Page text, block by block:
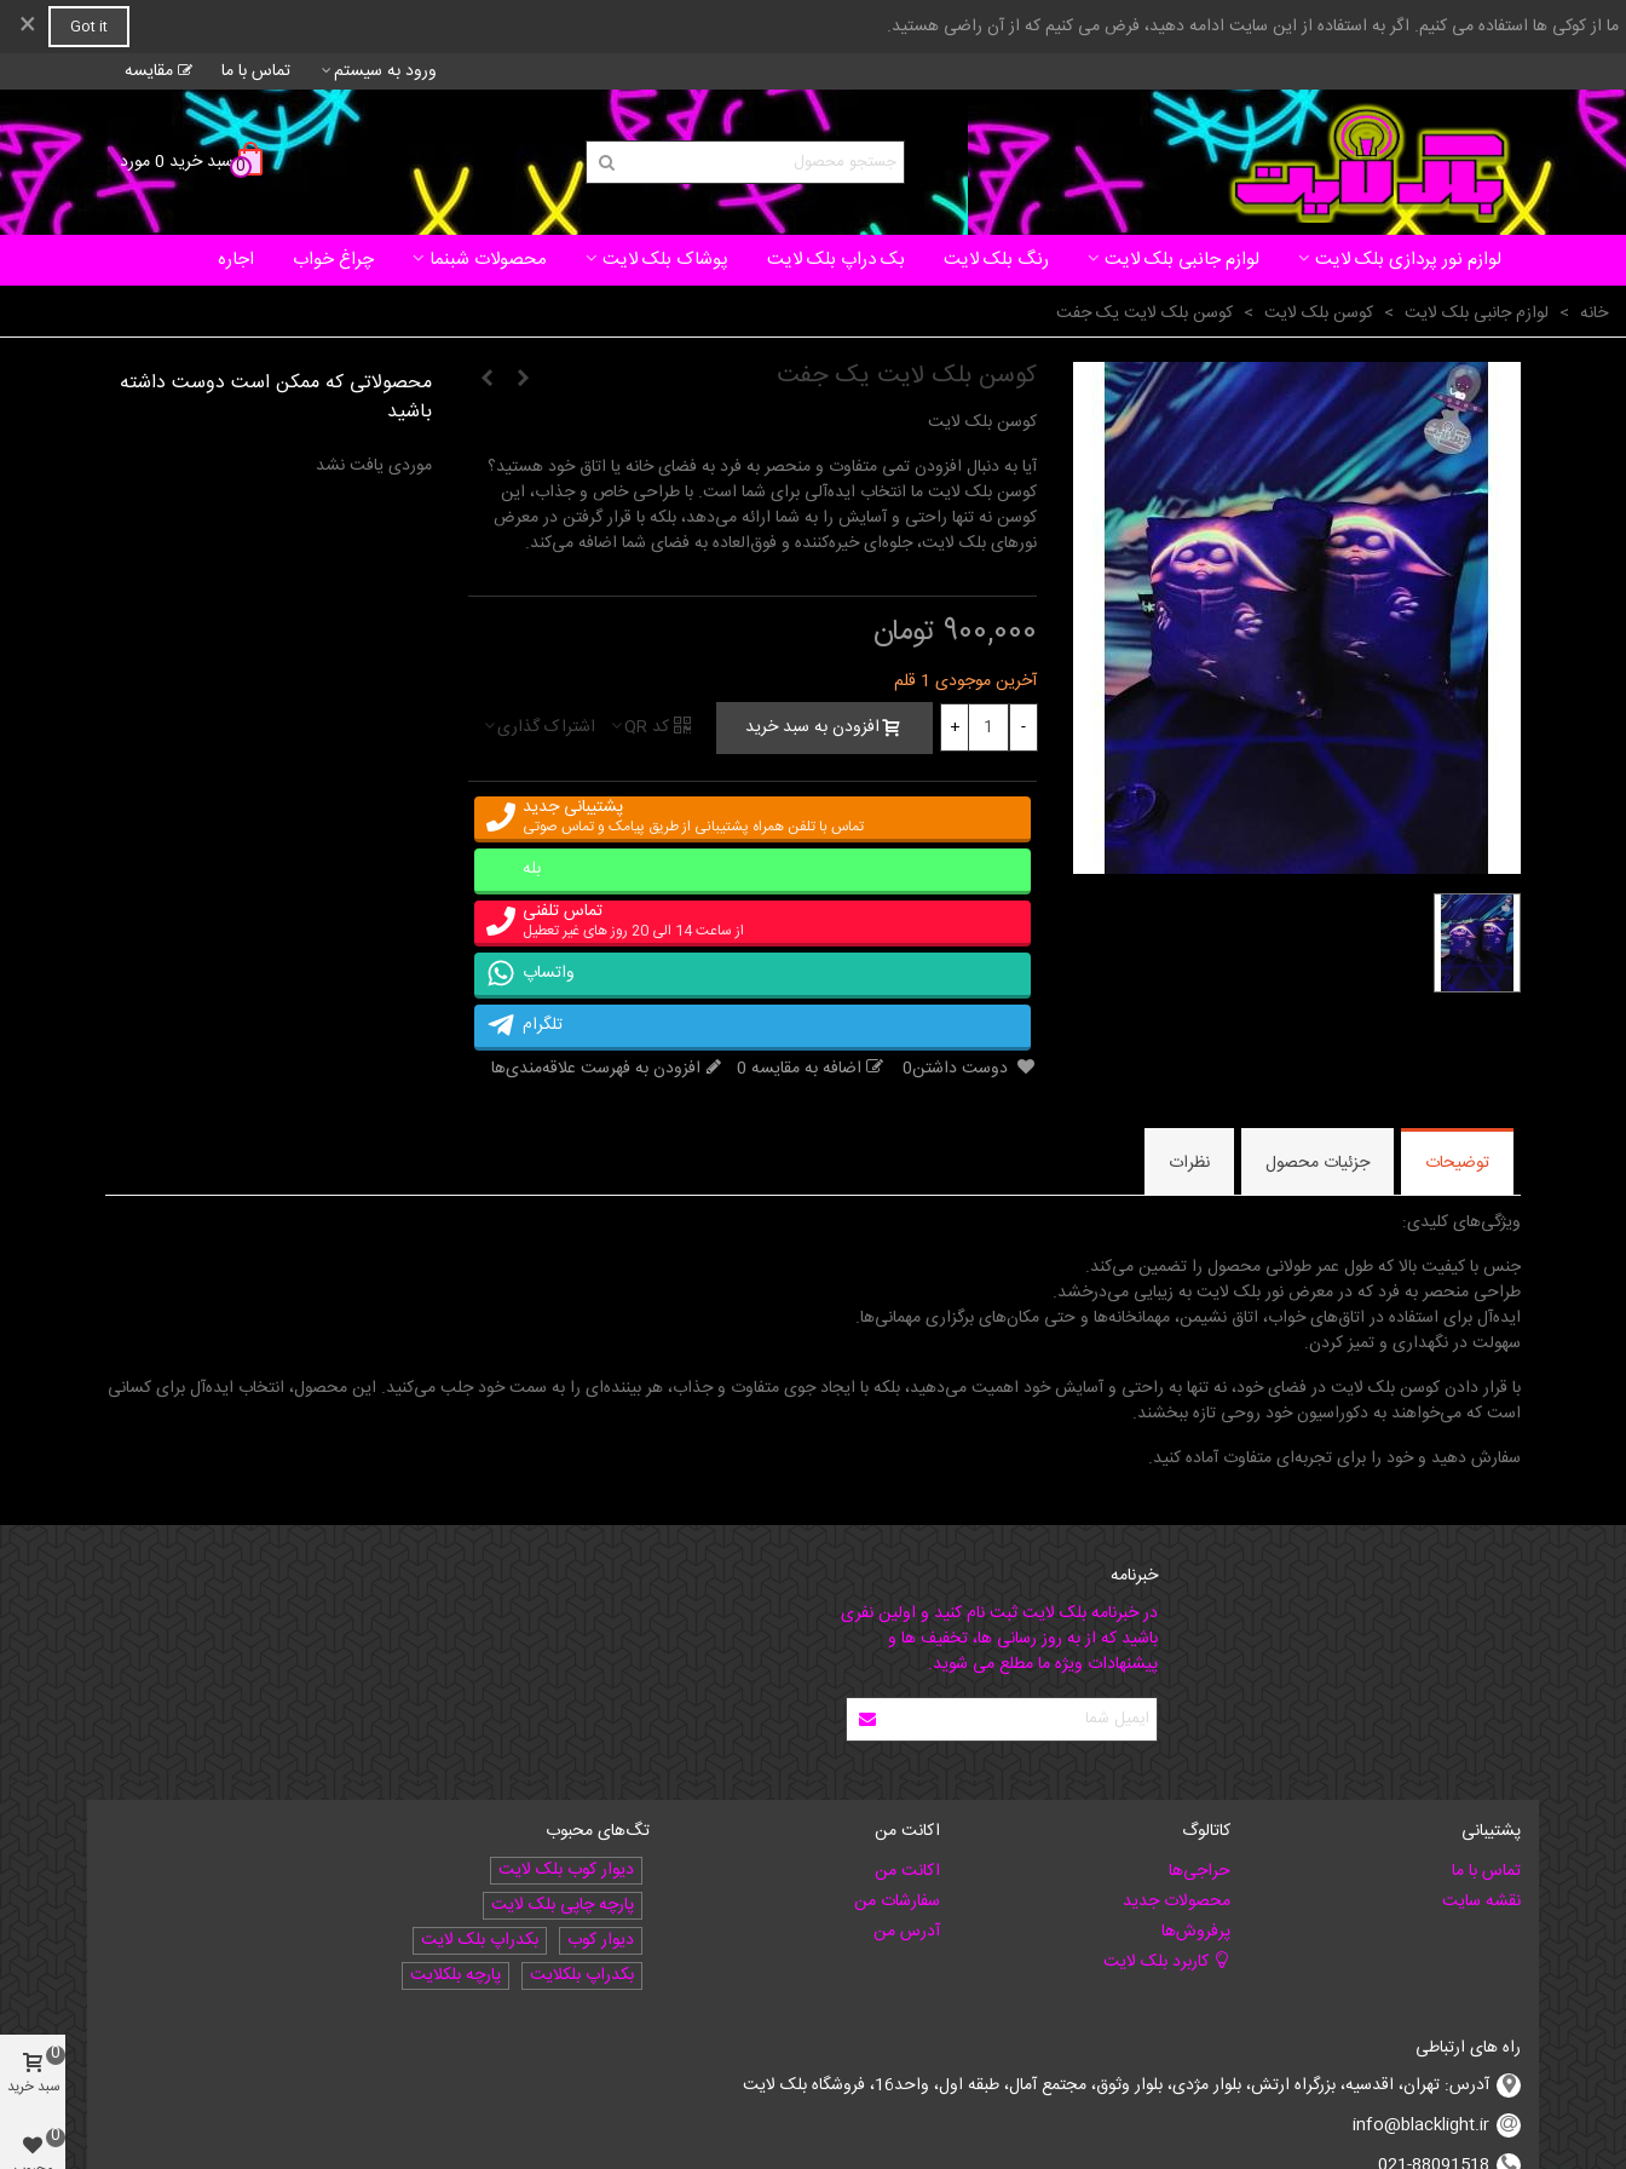
ما از کوکی ها استفاده می کنیم. اگر به استفاده از این سایت ادامه دهید، فرض می کنیم که از آن راضی هستید. Got it
×
ورود به سیستم تماس با ما مقایسه
0سبد خرید 0مورد
لوازم نور پردازی بلک لایت لوازم جانبی بلک لایت رنگ بلک لایت بک دراپ بلک لایت پوشاک بلک لایت محصولات شبنما چراغ خواب اجاره
خانه > لوازم جانبی بلک لایت > کوسن بلک لایت > کوسن بلک لایت یک جفت
کوسن بلک لایت یک جفت
کوسن بلک لایت
آیا به دنبال افزودن تمی متفاوت و منحصر به فرد به فضای خانه یا اتاق خود هستید؟
کوسن بلک لایت ما انتخاب ایده‌آلی برای شما است. با طراحی خاص و جذاب، این
کوسن نه تنها راحتی و آسایش را به شما ارائه می‌دهد، بلکه با قرار گرفتن در معرض
نورهای بلک لایت، جلوه‌ای خیره‌کننده و فوق‌العاده به فضای شما اضافه می‌کند.
900,000 تومان
آخرین موجودی 1 قلم
-
+ افزودن به سبد خرید کد QR اشتراک گذاری
پشتیبانی جدید
تماس با تلفن همراه پشتیبانی از طریق پیامک و تماس صوتی
بله
تماس تلفنی
از ساعت 14 الی 20 روز های غیر تعطیل
واتساپ
تلگرام
دوست داشتن0 اضافه به مقایسه 0 افزودن به فهرست علاقه‌مندی‌ها
محصولاتی که ممکن است دوست داشته
باشید
موردی یافت نشد
توضیحات جزئیات محصول نظرات
ویژگی‌های کلیدی:
جنس با کیفیت بالا که طول عمر طولانی محصول را تضمین می‌کند.
طراحی منحصر به فرد که در معرض نور بلک لایت به زیبایی می‌درخشد.
ایده‌آل برای استفاده در اتاق‌های خواب، اتاق نشیمن، مهمانخانه‌ها و حتی مکان‌های برگزاری مهمانی‌ها.
سهولت در نگهداری و تمیز کردن.
با قرار دادن کوسن بلک لایت در فضای خود، نه تنها به راحتی و آسایش خود اهمیت می‌دهید، بلکه با ایجاد جوی متفاوت و جذاب، هر بیننده‌ای را به سمت خود جلب می‌کنید. این محصول، انتخاب ایده‌آل برای کسانی
است که می‌خواهند به دکوراسیون خود روحی تازه ببخشند.
سفارش دهید و خود را برای تجربه‌ای متفاوت آماده کنید.
خبرنامه
در خبرنامه بلک لایت ثبت نام کنید و اولین نفری
باشید که از به روز رسانی ها، تخفیف ها و
پیشنهادات ویژه ما مطلع می شوید.
پشتیبانی
تماس با ما
نقشه سایت
کاتالوگ
حراجی‌ها
محصولات جدید
پرفروش‌ها
کاربرد بلک لایت
اکانت من
اکانت من
سفارشات من
آدرس من
تگ‌های محبوب
دیوار کوب بلک لایت
پارچه چاپی بلک لایت
دیوار کوب
بکدراپ بلک لایت
بکدراپ بلکلایت
پارچه بلکلایت
راه های ارتباطی
آدرس: تهران، اقدسیه، بزرگراه ارتش، بلوار مژدی، بلوار وثوق، ⁩⁧مجتمع آمال⁩، طبقه اول، واحد16، فروشگاه بلک لایت
info@blacklight.ir
سبد خرید
0
0